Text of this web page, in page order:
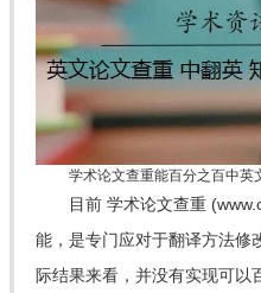
学术论文查重能百分之百中英
目前 学术论文查重
能，是专门应对于翻译方法修
际结果来看，并没有实现可以